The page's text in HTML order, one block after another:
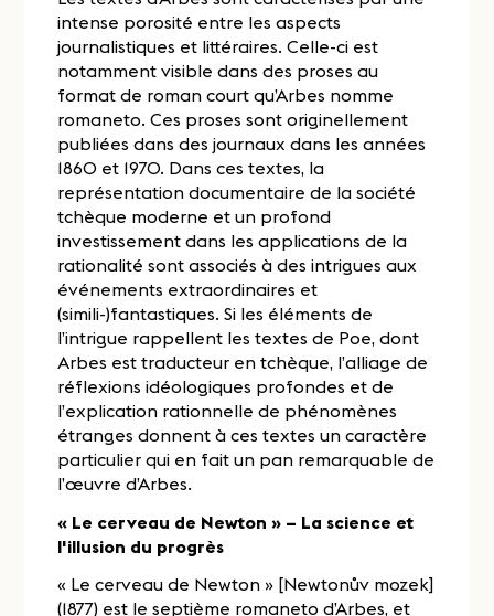
intense porosité entre les aspects
journalistiques et littéraires. Celle-ci est
notamment visible dans des proses au
format de roman court qu’Arbes nomme
romaneto. Ces proses sont originellement
publiées dans des journaux dans les années
1860 et 1970. Dans ces textes, la
représentation documentaire de la société
tchèque moderne et un profond
investissement dans les applications de la
rationalité sont associés à des intrigues aux
événements extraordinaires et
(simili-)fantastiques. Si les éléments de
l’intrigue rappellent les textes de Poe, dont
Arbes est traducteur en tchèque, l’alliage de
réflexions idéologiques profondes et de
l’explication rationnelle de phénomènes
étranges donnent à ces textes un caractère
particulier qui en fait un pan remarquable de
l’œuvre d’Arbes.
« Le cerveau de Newton » – La science et
l'illusion du progrès
« Le cerveau de Newton » [Newtonův mozek]
(1877) est le septième romaneto d’Arbes, et